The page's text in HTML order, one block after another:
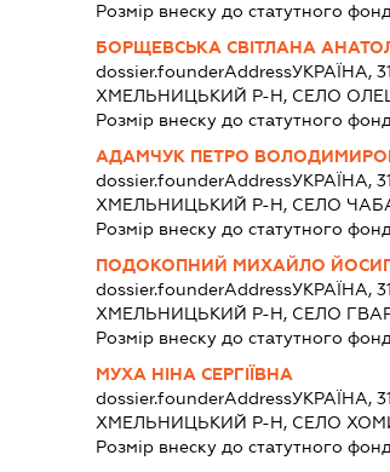
Розмір внеску до статутного
БОРЩЕВСЬКА СВІТЛАНА
dossier.founderAddressУКРАЇНА,
ХМЕЛЬНИЦЬКИЙ Р-Н, СЕЛО
Розмір внеску до статутного
АДАМЧУК ПЕТРО
dossier.founderAddressУКРАЇНА,
ХМЕЛЬНИЦЬКИЙ Р-Н, СЕЛО
Розмір внеску до статутного
ПОДОКОПНИЙ МИХАЙЛО
dossier.founderAddressУКРАЇНА,
ХМЕЛЬНИЦЬКИЙ Р-Н, СЕЛО
Розмір внеску до статутного
МУХА НІНА СЕРГІЇВНА
dossier.founderAddressУКРАЇНА,
ХМЕЛЬНИЦЬКИЙ Р-Н, СЕЛО
Розмір внеску до статутного